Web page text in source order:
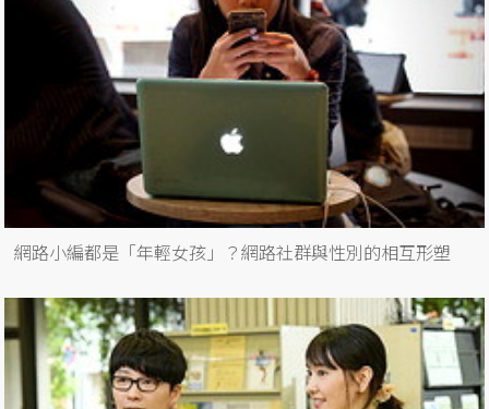
網路小編都是「年輕女孩」？網路社群與性別的相互形塑